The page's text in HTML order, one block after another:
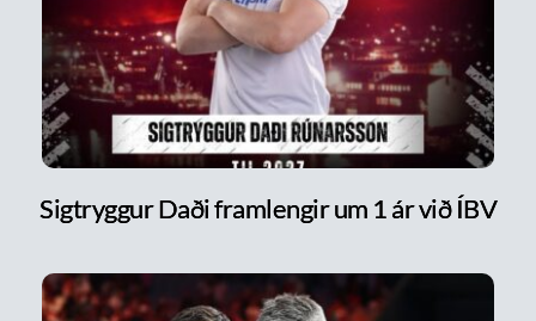
Sigtryggur Daði framlengir um 1 ár við ÍBV